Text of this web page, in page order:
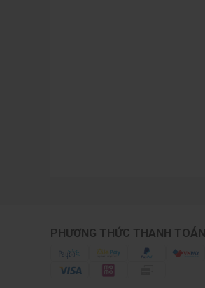
PHƯƠNG THỨC THANH TOÁN